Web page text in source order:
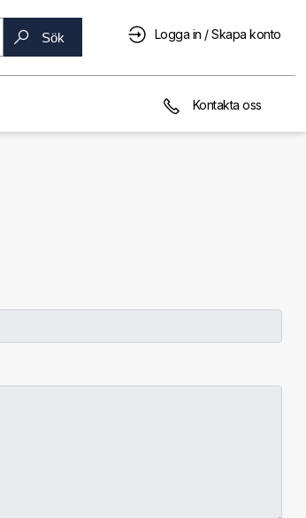
Sök Logga in / Skapa konto
Kontakta oss